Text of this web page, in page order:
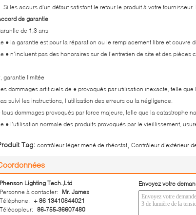
Si les accurs d'un défaut satisfont le retour le produit à votre
de garantie
de 1,3 ans
● la garantie est pour la réparation ou le remplacement libre et couvre
● n'incluent pas des honoraires sur de l'entretien de site et des pièces
garantie limitée
dommages artificiels de ● provoqués par utilisation inexacte, telle
suivi les instructions, l'utilisation des erreurs ou la négligence.
tous dommages provoqués par force majeure, telle que la catastrophe
● l'utilisation normale des produits provoqués par le vieillissement,
Tag: contrôleur léger mené de rhéostat Contrôleur d'extérieur
Phenson Lighting Tech.,Ltd
Personne à contacter:
Mr. James
Téléphone:
+ 86 13410844021
Télécopieur: 86-755-36607480
Envoyez votre